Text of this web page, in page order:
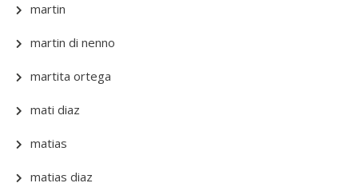
martin
martin di nenno
martita ortega
mati diaz
matias
matias diaz